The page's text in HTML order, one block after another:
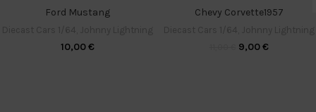
Ford Mustang
10,00€
Chevy Corvette1957
9,00€